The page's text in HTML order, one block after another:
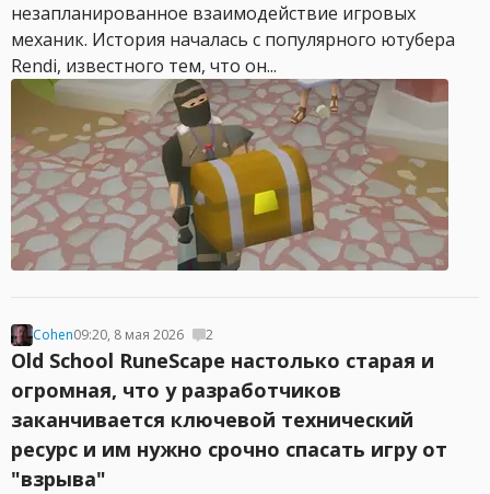
незапланированное взаимодействие игровых
механик. История началась с популярного ютубера
Rendi, известного тем, что он...
Cohen09:20, 8 мая 2026 2
Old School RuneScape настолько старая и
огромная, что у разработчиков
заканчивается ключевой технический
ресурс и им нужно срочно спасать игру от
"взрыва"